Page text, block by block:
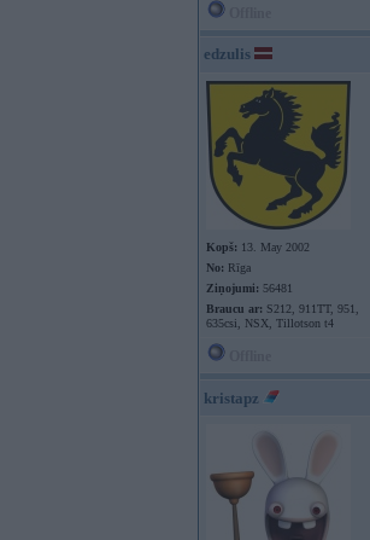
edzulis
Kopš: 13. May 2002
No: Rīga
Ziņojumi: 56481
Braucu ar: S212, 911TT, 951,
635csi, NSX, Tillotson t4
kristapz